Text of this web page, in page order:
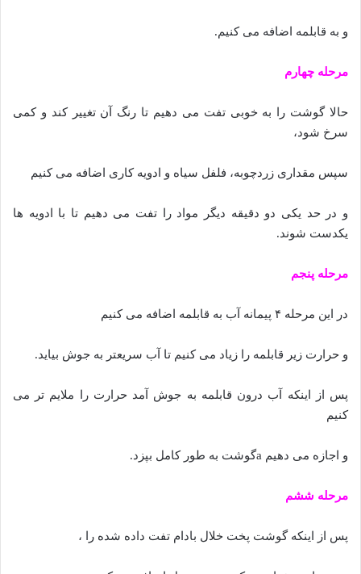
و به قابلمه اضافه می کنیم.
مرحله چهارم
حالا گوشت را به خوبی تفت می دهیم تا رنگ آن تغییر کند و کمی
سرخ شود،
سپس مقداری زردچوبه، فلفل سیاه و ادویه کاری اضافه می کنیم
و در حد یکی دو دقیقه دیگر مواد را تفت می دهیم تا با ادویه ها
یکدست شوند.
مرحله پنجم
در این مرحله ۴ پیمانه آب به قابلمه اضافه می کنیم
و حرارت زیر قابلمه را زیاد می کنیم تا آب سریعتر به جوش بیاید.
پس از اینکه آب درون قابلمه به جوش آمد حرارت را ملایم تر می
کنیم
و اجازه می دهیم aگوشت به طور کامل بپزد.
مرحله ششم
پس از اینکه گوشت پخت خلال بادام تفت داده شده را ،